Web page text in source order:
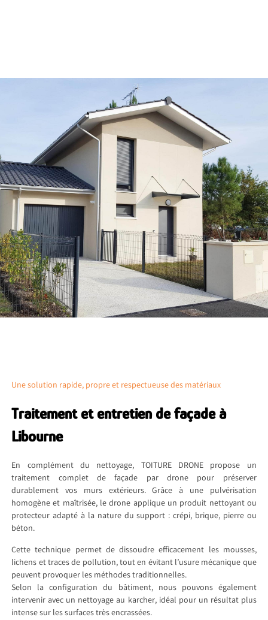
Une solution rapide, propre et respectueuse des matériaux
Traitement et entretien de façade à
Libourne
En complément du nettoyage, TOITURE DRONE propose un
traitement complet de façade par drone pour préserver
durablement vos murs extérieurs. Grâce à une pulvérisation
homogène et maîtrisée, le drone applique un produit nettoyant ou
protecteur adapté à la nature du support : crépi, brique, pierre ou
béton.
Cette technique permet de dissoudre efficacement les mousses,
lichens et traces de pollution, tout en évitant l’usure mécanique que
peuvent provoquer les méthodes traditionnelles.
Selon la configuration du bâtiment, nous pouvons également
intervenir avec un nettoyage au karcher, idéal pour un résultat plus
intense sur les surfaces très encrassées.